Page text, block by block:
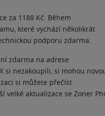
za 1188 Kč. Během
které vychází několikrát
podporu zdarma.
zdarma na adrese
si nezakoupili, si mohou
si můžete přečíst
velké aktualizace se Zoner